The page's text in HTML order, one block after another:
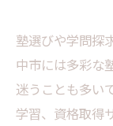
塾選びや学問探
中市には多彩な
迷うことも多い
学習、資格取得